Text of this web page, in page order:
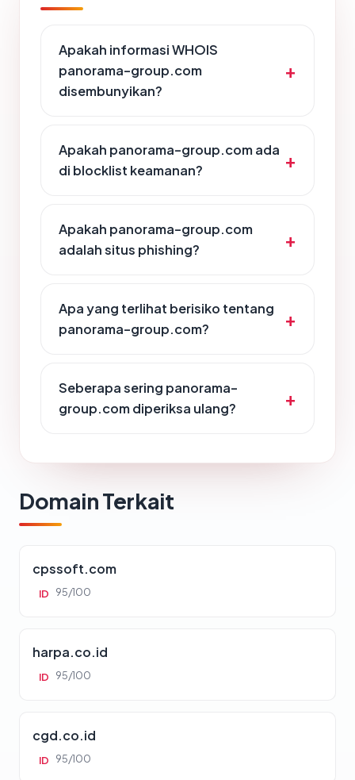
Apakah informasi WHOIS
panorama-group.com
disembunyikan?
Apakah panorama-group.com ada
di blocklist keamanan?
Apakah panorama-group.com
adalah situs phishing?
Apa yang terlihat berisiko tentang
panorama-group.com?
Seberapa sering panorama-
group.com diperiksa ulang?
Domain Terkait
cpssoft.com
ID 95/100
harpa.co.id
ID 95/100
cgd.co.id
ID 95/100